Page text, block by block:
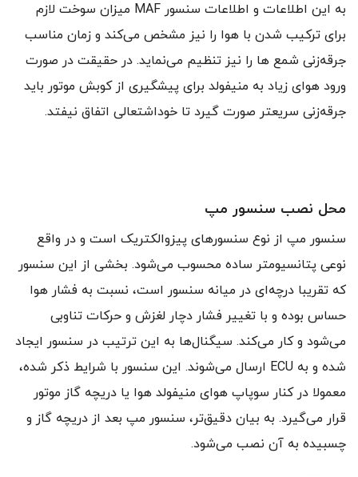
به این اطلاعات و اطلاعات سنسور MAF میزان سوخت لازم
برای ترکیب شدن با هوا را نیز مشخص می‌کند و زمان مناسب
جرقه‌زنی شمع‌ ها را نیز تنظیم می‌نماید. در حقیقت در صورت
ورود هوای زیاد به منیفولد برای پیشگیری از کوبش موتور باید
جرقه‌زنی سریعتر صورت گیرد تا خوداشتعالی اتفاق نیفتد.
محل نصب سنسور مپ
سنسور مپ از نوع سنسورهای پیزوالکتریک است و در واقع
نوعی پتانسیومتر ساده محسوب می‌شود. بخشی از این سنسور
که تقریبا درچه‌ای در میانه سنسور است، نسبت به فشار هوا
حساس بوده و با تغییر فشار دچار لغزش و حرکات تناوبی
می‌شود و کار می‌کند. سیگنال‌ها به این ترتیب در سنسور ایجاد
شده و به ECU ارسال می‌شوند. این سنسور با شرایط ذکر شده،
معمولا در کنار سوپاپ هوای منیفولد هوا یا دریچه گاز موتور
قرار می‌گیرد. به بیان دقیق‌تر، سنسور مپ بعد از دریچه گاز و
چسبیده به آن نصب می‌شود.